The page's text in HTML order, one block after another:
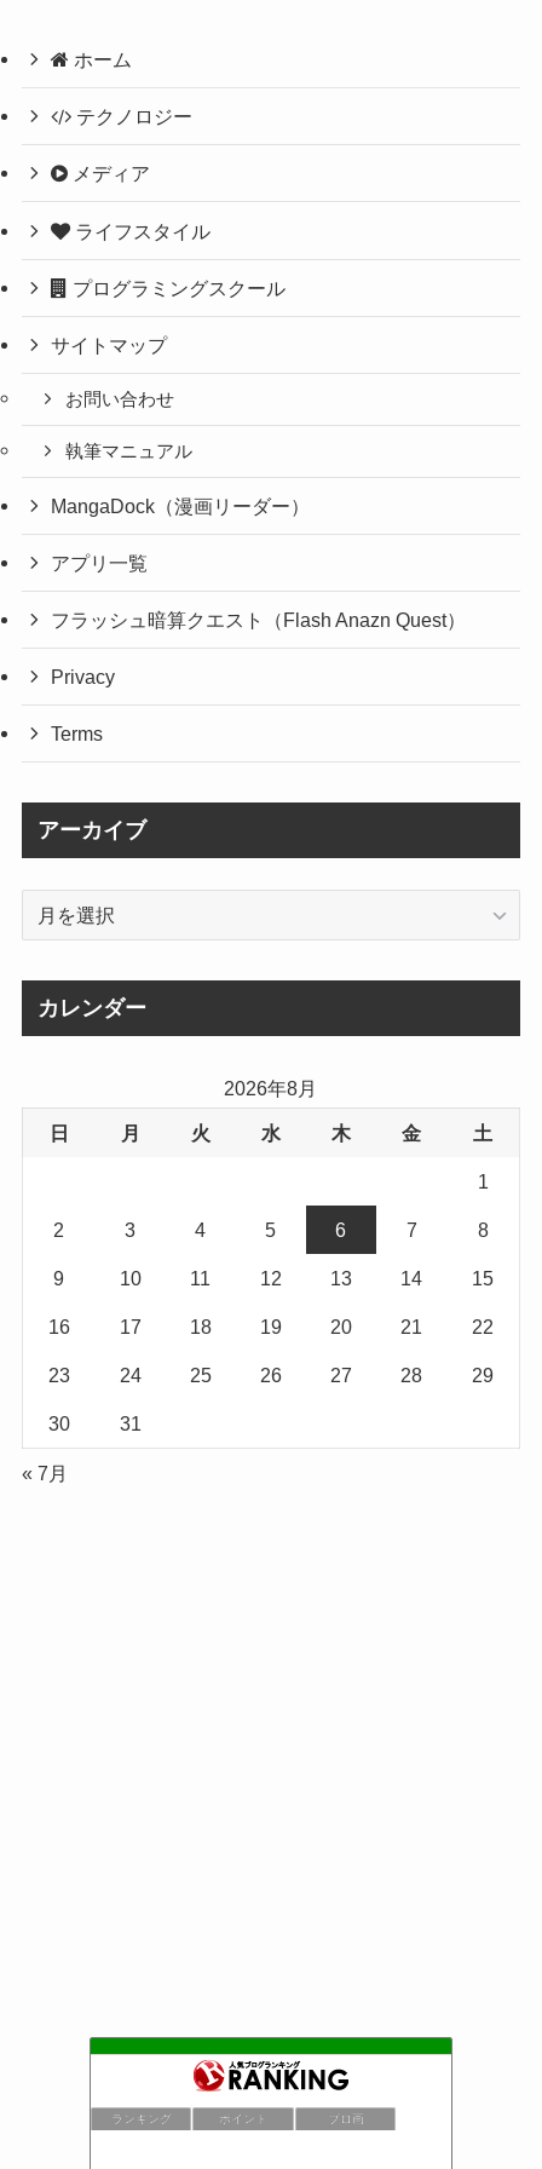
ホーム
テクノロジー
メディア
ライフスタイル
プログラミングスクール
サイトマップ
お問い合わせ
執筆マニュアル
MangaDock（漫画リーダー）
アプリ一覧
フラッシュ暗算クエスト（Flash Anazn Quest）
Privacy
Terms
アーカイブ
カレンダー
2026年8月
日 月 火 水 木 金 土
1
2 3 4 5 6 7 8
9 10 11 12 13 14 15
16 17 18 19 20 21 22
23 24 25 26 27 28 29
30 31
« 7月
ランキング ポイント ブロ画